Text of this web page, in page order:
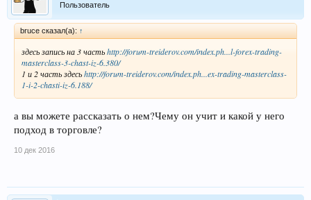
Пользователь
bruce сказал(а): ↑
здесь запись на 3 частьhttp://forum-treiderov.com/index.ph...l-forex-trading-
masterclass-3-chast-iz-6.380/
1 и 2 часть здесьhttp://forum-treiderov.com/index.ph...ex-trading-masterclass-
1-i-2-chasti-iz-6.188/
а вы можете рассказать о нем?Чему он учит и какой у него
подход в торговле?
10 дек 2016